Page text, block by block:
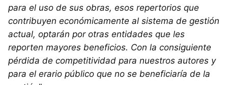
para el uso de sus obras, esos repertorios que
contribuyen económicamente al sistema de gestión
actual, optarán por otras entidades que les
reporten mayores beneficios. Con la consiguiente
pérdida de competitividad para nuestros autores y
para el erario público que no se beneficiaría de la